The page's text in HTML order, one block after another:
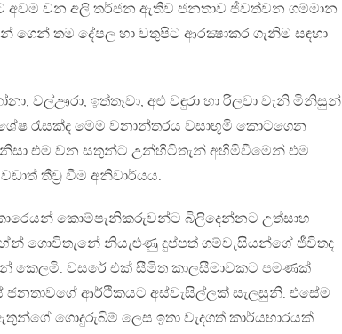
අවම වන අලි තර්ජන ඇතිව ජනතාව ජීවත්වන ගම්මාන
ගෙන් තම දේපල හා වතුපිට ආරක්‍ෂාකර ගැනිම සඳහා
වල්ඌරා, ඉත්තෑවා, අළු වඳුරා හා රිලවා වැනි මිනිසුන්
රැසක්ද මෙම වනාන්තරය වසාභූමි කොටගෙන
එම වන සතුන්ට උන්හිටිතැන් අහිමිවීමෙන් එම
තීව්‍ර වීම අනිවාර්යය.
කොම්පැනිකරුවන්ට බිලිදෙන්නට උත්සාහ
ගොවිතැනේ නියැළුණු දුප්පත් ගම්වැසියන්ගේ ජීවිතද
කෙලමි. වසරේ එක් සීමිත කාලසීමාවකට පමණක්
ජනතාවගේ ආර්ථිකයට අස්වැසිල්ලක් සැලසුනි. එසේම
ගොදුරුබිම් ලෙස ඉතා වැදගත් කාර්යභාරයක්